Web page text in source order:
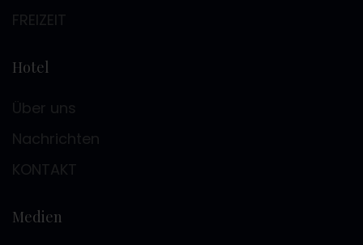
FREIZEIT
Hotel
Über uns
Nachrichten
KONTAKT
Medien